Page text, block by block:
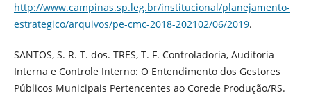
http://www.campinas.sp.leg.br/institucional/planejamento-
estrategico/arquivos/pe-cmc-2018-202102/06/2019.
SANTOS, S. R. T. dos. TRES, T. F. Controladoria, Auditoria
Interna e Controle Interno: O Entendimento dos Gestores
Públicos Municipais Pertencentes ao Corede Produção/RS.